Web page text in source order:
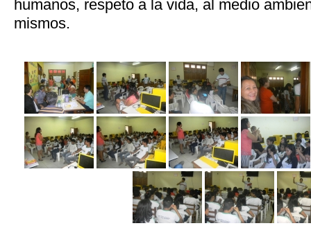
humanos, respeto a la vida, al medio
mismos.